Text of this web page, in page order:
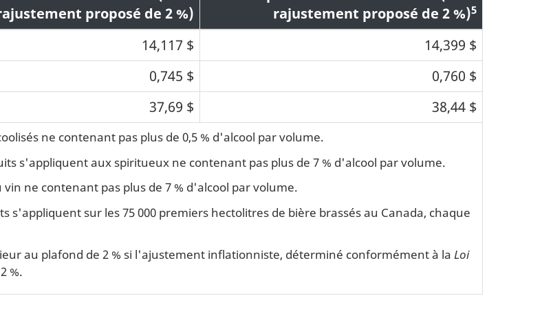
proposé de 2 %)
rajustement proposé de 2 %)5
14,117 $
14,399 $
0,745 $
0,760 $
37,69 $ 38,44 $
ne contenant pas plus de 0,5 % d'alcool par volume.
s'appliquent aux spiritueux ne contenant pas plus de 7 % d'alcool par volume.
ne contenant pas plus de 7 % d'alcool par volume.
s'appliquent sur les 75 000 premiers hectolitres de bière brassés au Canada, chaque
au plafond de 2 % si l'ajustement inflationniste, déterminé conformément à la Loi
%.